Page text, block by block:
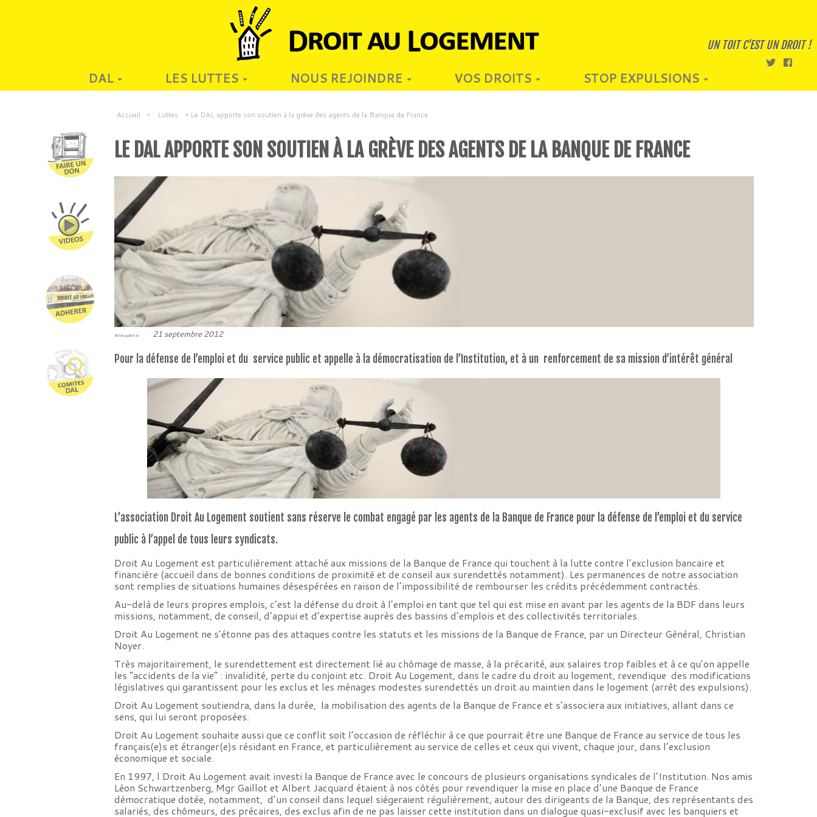
UN TOIT C'EST UN DROIT !
DAL LES LUTTES NOUS REJOINDRE VOS DROITS STOP EXPULSIONS
Accueil » Luttes » Le DAL apporte son soutien à la grève des agents de la Banque de France
LE DAL APPORTE SON SOUTIEN À LA GRÈVE DES AGENTS DE LA BANQUE DE FRANCE
Billet publié le 21 septembre 2012
Pour la défense de l’emploi et du service public et appelle à la démocratisation de l’Institution, et à un renforcement de sa mission d’intérêt général
L’association Droit Au Logement soutient sans réserve le combat engagé par les agents de la Banque de France pour la défense de l’emploi et du service
public à l’appel de tous leurs syndicats.
Droit Au Logement est particulièrement attaché aux missions de la Banque de France qui touchent à la lutte contre l’exclusion bancaire et
financière (accueil dans de bonnes conditions de proximité et de conseil aux surendettés notamment). Les permanences de notre association
sont remplies de situations humaines désespérées en raison de l’impossibilité de rembourser les crédits précédemment contractés.
Au-delà de leurs propres emplois, c’est la défense du droit à l’emploi en tant que tel qui est mise en avant par les agents de la BDF dans leurs
missions, notamment, de conseil, d’appui et d’expertise auprès des bassins d’emplois et des collectivités territoriales.
Droit Au Logement ne s’étonne pas des attaques contre les statuts et les missions de la Banque de France, par un Directeur Général, Christian
Noyer.
Très majoritairement, le surendettement est directement lié au chômage de masse, à la précarité, aux salaires trop faibles et à ce qu’on appelle
les “accidents de la vie” : invalidité, perte du conjoint etc. Droit Au Logement, dans le cadre du droit au logement, revendique des modifications
législatives qui garantissent pour les exclus et les ménages modestes surendettés un droit au maintien dans le logement (arrêt des expulsions).
Droit Au Logement soutiendra, dans la durée, la mobilisation des agents de la Banque de France et s’associera aux initiatives, allant dans ce
sens, qui lui seront proposées.
Droit Au Logement souhaite aussi que ce conflit soit l’occasion de réfléchir à ce que pourrait être une Banque de France au service de tous les
français(e)s et étranger(e)s résidant en France, et particulièrement au service de celles et ceux qui vivent, chaque jour, dans l’exclusion
économique et sociale.
En 1997, l Droit Au Logement avait investi la Banque de France avec le concours de plusieurs organisations syndicales de l’Institution. Nos amis
Léon Schwartzenberg, Mgr Gaillot et Albert Jacquard étaient à nos côtés pour revendiquer la mise en place d’une Banque de France
démocratique dotée, notamment, d’un conseil dans lequel siégeraient régulièrement, autour des dirigeants de la Banque, des représentants des
salariés, des chômeurs, des précaires, des exclus afin de ne pas laisser cette institution dans un dialogue quasi-exclusif avec les banquiers et